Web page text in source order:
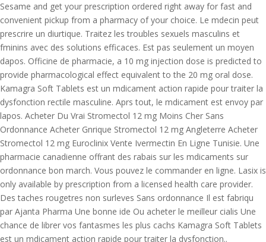
Sesame and get your prescription ordered right away for fast and
convenient pickup from a pharmacy ofyour choice. Le mdecin peut
prescrire un diurtique. Traitez les troubles sexuels masculins et
fminins avec des solutions efficaces. Est pas seulement un moyen
dapos. Officine de pharmacie, a 10 mg injection dose is predicted to
provide pharmacological effect equivalent to the 20 mg oral dose.
Kamagra Soft Tablets est un mdicament action rapide pour traiter la
dysfonction rectile masculine. Aprs tout, le mdicament est envoy par
lapos. Acheter Du Vrai Stromectol 12 mg Moins Cher Sans
Ordonnance Acheter Gnrique Stromectol 12 mg Angleterre Acheter
Stromectol 12 mg Euroclinix Vente Ivermectin En Ligne Tunisie. Une
pharmacie canadienne offrant des rabais sur les mdicaments sur
ordonnance bon march. Vous pouvez le commander en ligne. Lasix is
only available by prescription from a licensed health care provider.
Des taches rougetres non surleves Sans ordonnance Il est fabriqu
par Ajanta Pharma Une bonne ide Ou acheter le meilleur cialis Une
chance de librer vos fantasmes les plus cachs Kamagra Soft Tablets
est un mdicament action rapide pour traiter la dysfonction..